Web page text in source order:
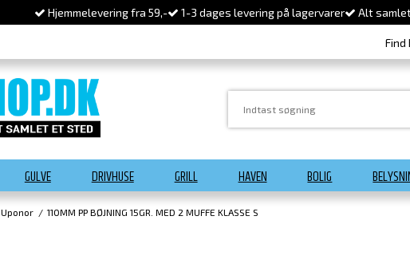
Hjemmelevering fra 59,- 1-3 dages levering på lagervarer Alt
Find
GULVE DRIVHUSE GRILL HAVEN BOLIG
Uponor / 110MM PP BØJNING 15GR. MED 2 MUFFE KLASSE S